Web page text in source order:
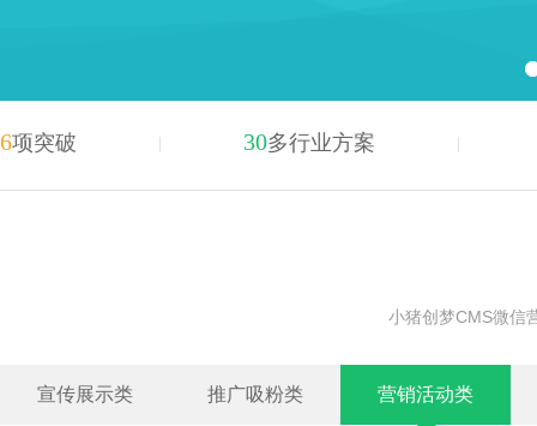
6项突破 30多行业方案
小猪创梦CMS微信
宣传展示类 推广吸粉类 营销活动类